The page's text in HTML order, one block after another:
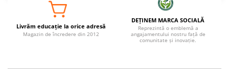
Livrăm educație la orice adresă
Magazin de încredere din 2012
DEȚINEM MARCA SOCIALĂ
Reprezintă o emblemă a
angajamentului nostru față de
comunitate și inovație.